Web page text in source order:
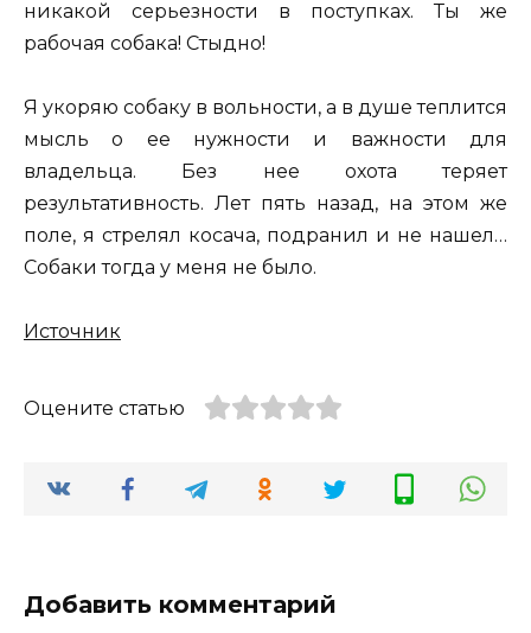
никакой серьезности в поступках. Ты же
рабочая собака! Стыдно!
Я укоряю собаку в вольности, а в душе теплится
мысль о ее нужности и важности для
владельца. Без нее охота теряет
результативность. Лет пять назад, на этом же
поле, я стрелял косача, подранил и не нашел…
Собаки тогда у меня не было.
Источник
Оцените статью
Добавить комментарий